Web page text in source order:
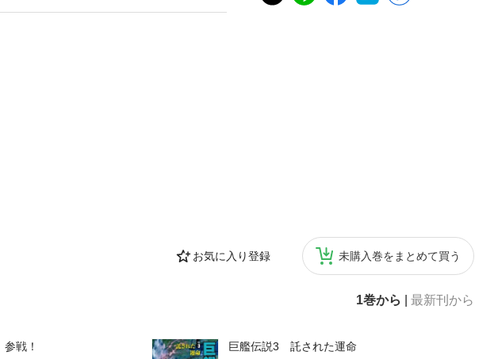
お気に入り登録 未購入巻をまとめて買う
1巻から 最新刊から
戦！
巨艦伝説3 託された運命